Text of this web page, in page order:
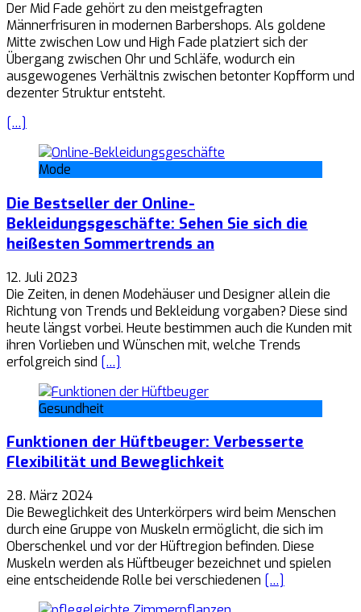
Der Mid Fade gehört zu den meistgefragten
Männerfrisuren in modernen Barbershops. Als goldene
Mitte zwischen Low und High Fade platziert sich der
Übergang zwischen Ohr und Schläfe, wodurch ein
ausgewogenes Verhältnis zwischen betonter Kopfform und
dezenter Struktur entsteht.
[…]
Mode
Die Bestseller der Online-
Bekleidungsgeschäfte: Sehen Sie sich die
heißesten Sommertrends an
12. Juli 2023
Die Zeiten, in denen Modehäuser und Designer allein die
Richtung von Trends und Bekleidung vorgaben? Diese sind
heute längst vorbei. Heute bestimmen auch die Kunden mit
ihren Vorlieben und Wünschen mit, welche Trends
erfolgreich sind […]
Gesundheit
Funktionen der Hüftbeuger: Verbesserte
Flexibilität und Beweglichkeit
28. März 2024
Die Beweglichkeit des Unterkörpers wird beim Menschen
durch eine Gruppe von Muskeln ermöglicht, die sich im
Oberschenkel und vor der Hüftregion befinden. Diese
Muskeln werden als Hüftbeuger bezeichnet und spielen
eine entscheidende Rolle bei verschiedenen […]